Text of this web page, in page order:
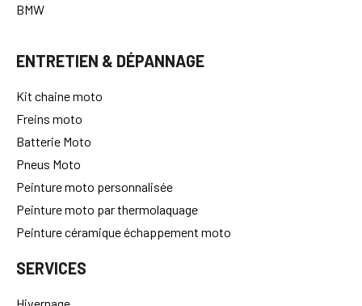
BMW
ENTRETIEN & DÉPANNAGE
Kit chaine moto
Freins moto
Batterie Moto
Pneus Moto
Peinture moto personnalisée
Peinture moto par thermolaquage
Peinture céramique échappement moto
SERVICES
Hivernage